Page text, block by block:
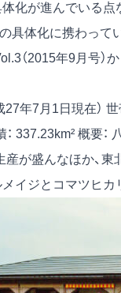
化が進んでいる
具体化に携わって
（2015年9月号）
27年7月1日現在） 世
： 337.23km² 概要：
産が盛んなほか、
イジとコマツヒカ